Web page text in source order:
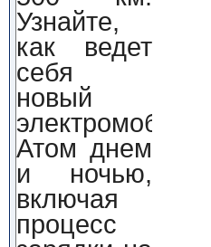
Узнайте,
как ведет
себя
новый
электромобиль
Атом днем
и ночью,
включая
процесс